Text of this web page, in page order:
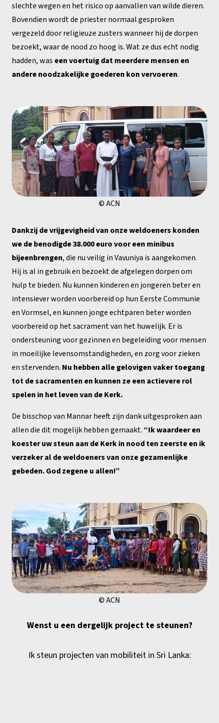
© ACN
slechte wegen en het risico op aanvallen van wilde dieren.
Bovendien wordt de priester normaal gesproken
vergezeld door religieuze zusters wanneer hij de dorpen
bezoekt, waar de nood zo hoog is. Wat ze dus echt nodig
hadden, was een voertuig dat meerdere mensen en
andere noodzakelijke goederen kon vervoeren.
Dankzij de vrijgevigheid van onze weldoeners konden
we de benodigde 38.000 euro voor een minibus
bijeenbrengen, die nu veilig in Vavuniya is aangekomen.
Hij is al in gebruik en bezoekt de afgelegen dorpen om
hulp te bieden. Nu kunnen kinderen en jongeren beter en
intensiever worden voorbereid op hun Eerste Communie
en Vormsel, en kunnen jonge echtparen beter worden
voorbereid op het sacrament van het huwelijk. Er is
ondersteuning voor gezinnen en begeleiding voor mensen
in moeilijke levensomstandigheden, en zorg voor zieken
en stervenden. Nu hebben alle gelovigen vaker toegang
tot de sacramenten en kunnen ze een actievere rol
spelen in het leven van de Kerk.
De bisschop van Mannar heeft zijn dank uitgesproken aan
allen die dit mogelijk hebben gemaakt.“Ik waardeer en
koester uw steun aan de Kerk in nood ten zeerste en ik
verzeker al de weldoeners van onze gezamenlijke
gebeden. God zegene u allen!”
© ACN
Wenst u een dergelijk project te steunen?
Ik steun projecten van mobiliteit in Sri Lanka: